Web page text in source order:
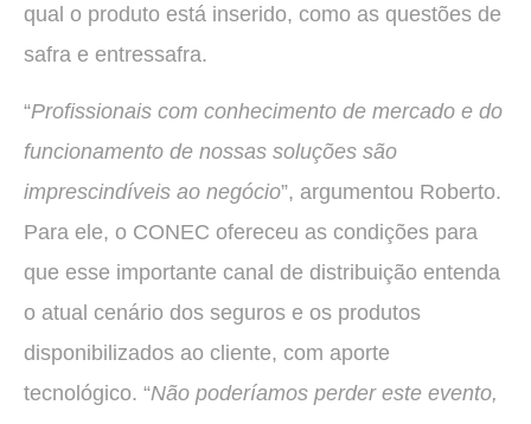
qual o produto está inserido, como as questões de
safra e entressafra.
“Profissionais com conhecimento de mercado e do
funcionamento de nossas soluções são
imprescindíveis ao negócio”, argumentou Roberto.
Para ele, o CONEC ofereceu as condições para
que esse importante canal de distribuição entenda
o atual cenário dos seguros e os produtos
disponibilizados ao cliente, com aporte
tecnológico. “Não poderíamos perder este evento,